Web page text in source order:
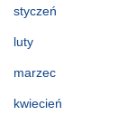
styczeń
luty
marzec
kwiecień